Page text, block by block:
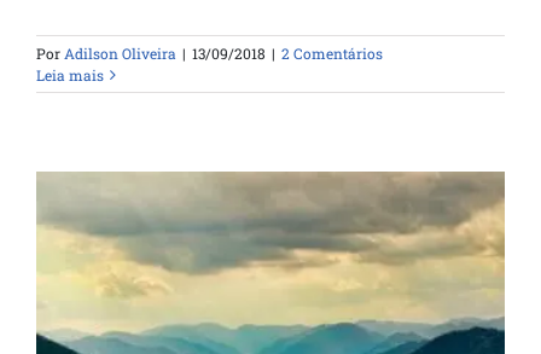
Por Adilson Oliveira | 13/09/2018 | 2 Comentários
Leia mais
Entendendo o que é plenitude de Deus